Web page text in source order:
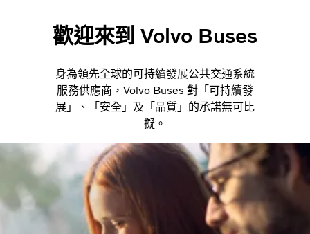
歡迎來到 Volvo Buses
身為領先全球的可持續發展公共交通系統
服務供應商，Volvo Buses 對「可持續發
展」、「安全」及「品質」的承諾無可比
擬。